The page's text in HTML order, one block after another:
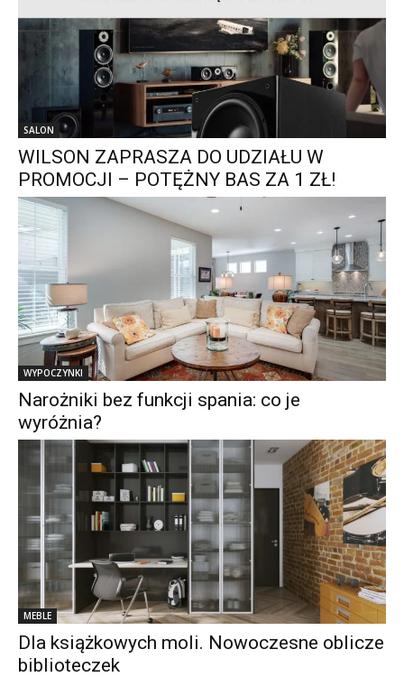
SALON
WILSON ZAPRASZA DO UDZIAŁU W
PROMOCJI – POTĘŻNY BAS ZA 1 ZŁ!
WYPOCZYNKI
Narożniki bez funkcji spania: co je
wyróżnia?
MEBLE
Dla książkowych moli. Nowoczesne oblicze
biblioteczek